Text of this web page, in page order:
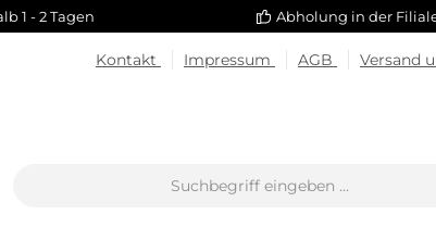
1 - 2 Tagen Abholung in der
Kontakt Impressum AGB Versand